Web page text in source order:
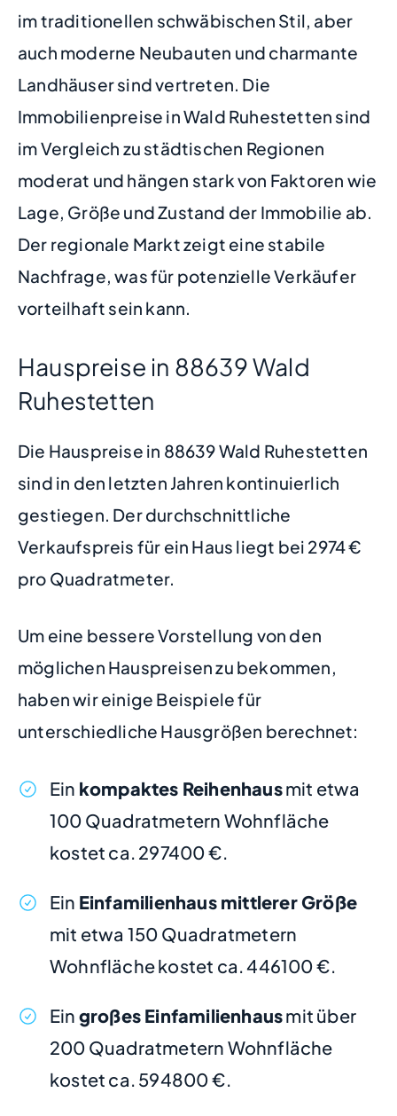
im traditionellen schwäbischen Stil, aber
auch moderne Neubauten und charmante
Landhäuser sind vertreten. Die
Immobilienpreise in Wald Ruhestetten sind
im Vergleich zu städtischen Regionen
moderat und hängen stark von Faktoren wie
Lage, Größe und Zustand der Immobilie ab.
Der regionale Markt zeigt eine stabile
Nachfrage, was für potenzielle Verkäufer
vorteilhaft sein kann.
Hauspreise in 88639 Wald
Ruhestetten
Die Hauspreise in 88639 Wald Ruhestetten
sind in den letzten Jahren kontinuierlich
gestiegen. Der durchschnittliche
Verkaufspreis für ein Haus liegt bei 2974 €
pro Quadratmeter.
Um eine bessere Vorstellung von den
möglichen Hauspreisen zu bekommen,
haben wir einige Beispiele für
unterschiedliche Hausgrößen berechnet:
Ein kompaktes Reihenhausmit etwa
100 Quadratmetern Wohnfläche
kostet ca. 297400 €.
Ein Einfamilienhaus mittlerer Größe
mit etwa 150 Quadratmetern
Wohnfläche kostet ca. 446100 €.
Ein großes Einfamilienhausmit über
200 Quadratmetern Wohnfläche
kostet ca. 594800 €.